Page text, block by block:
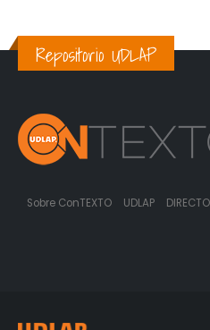
Repositorio UDLAP
Sobre ConTEXTO UDLAP